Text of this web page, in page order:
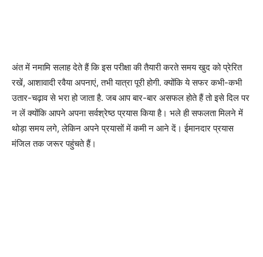
अंत में नमामि सलाह देते हैं कि इस परीक्षा की तैयारी करते समय खुद को प्रेरित
रखें, आशावादी रवैया अपनाएं, तभी यात्रा पूरी होगी. क्योंकि ये सफर कभी-कभी
उतार-चढ़ाव से भरा हो जाता है. जब आप बार-बार असफल होते हैं तो इसे दिल पर
न लें क्योंकि आपने अपना सर्वश्रेष्ठ प्रयास किया है। भले ही सफलता मिलने में
थोड़ा समय लगे, लेकिन अपने प्रयासों में कमी न आने दें। ईमानदार प्रयास
मंजिल तक जरूर पहुंचते हैं।